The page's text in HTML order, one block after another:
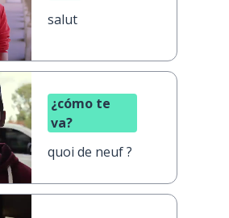
salut
¿cómo te
va?
quoi de neuf ?